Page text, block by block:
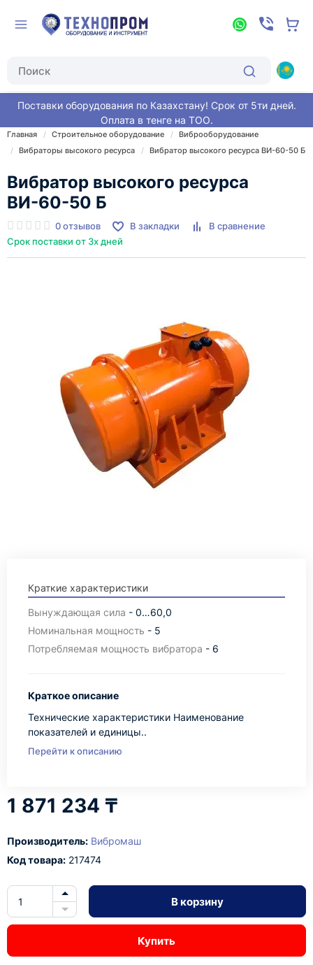
Поставки оборудования по Казахстану! Срок от 5ти дней.
Оплата в тенге на ТОО.
Главная Строительное оборудование
Виброоборудование
Вибраторы высокого ресурса
Вибратор высокого ресурса ВИ-60-50 Б
Вибратор высокого ресурса
ВИ-60-50 Б
0 отзывов В закладки
В сравнение
Срок поставки от 3х дней
Краткие характеристики
Вынуждающая сила - 0…60,0
Номинальная мощность - 5
Потребляемая мощность вибратора - 6
Краткое описание
Технические характеристики Наименование
показателей и единицы..
Перейти к описанию
1 871 234 ₸
Производитель: Вибромаш
Код товара: 217474
В корзину
Купить